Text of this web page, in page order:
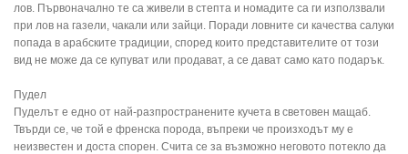
лов. Първоначално те са живели в степта и номадите са ги използвали
при лов на газели, чакали или зайци. Поради ловните си качества салуки
попада в арабските традиции, според които представителите от този
вид не може да се купуват или продават, а се дават само като подарък.
Пудел
Пуделът е едно от най-разпространените кучета в световен мащаб.
Твърди се, че той е френска порода, въпреки че произходът му е
неизвестен и доста спорен. Счита се за възможно неговото потекло да